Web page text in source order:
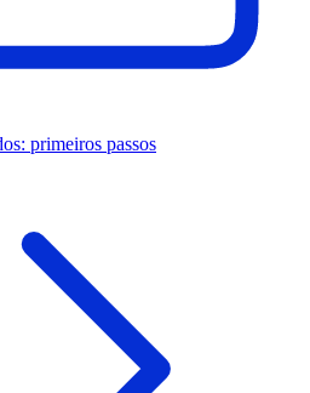
primeiros passos